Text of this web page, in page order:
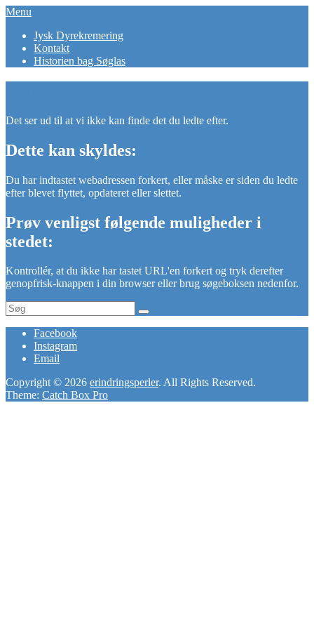
Skip
content
Menu
Primær
menu
Jysk Dyrekremering
Kontakt
Historien bag Søglas
Det ser ud til at vi ikke kan finde det du ledte efter.
Dette kan skyldes:
Du har indtastet webadressen forkert, eller måske er siden du ledte
efter blevet flyttet, opdateret eller slettet.
Prøv venligst følgende muligheder i
stedet:
Kontrollér, at du ikke har tastet URL'en forkert og tryk derefter
genopfrisk-knappen i din browser eller brug søgeboksen nedenfor.
Search
for:
Search
Facebook
Instagram
Email
Copyright © 2026 erindringsperler. All Rights Reserved.
Theme: Catch Box Pro